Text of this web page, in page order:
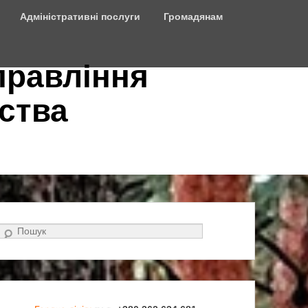
Адміністративні послуги Громадянам
Search